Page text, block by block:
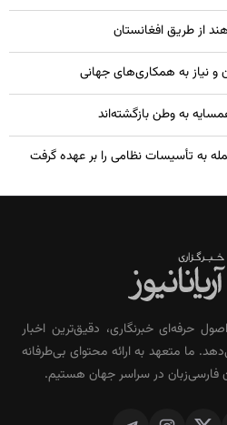
از طریق افغانستان
نیاز به همکاری‌های جهانی
به تأسیسات نظامی را بر عهده گرفت
اصول حرفه‌ای خبرنگاری، دقیق‌ترین اخبار
ما متعهد به ارائه محتوای بی‌طرفانه
فارسی‌زبان در سراسر جهان هستیم.